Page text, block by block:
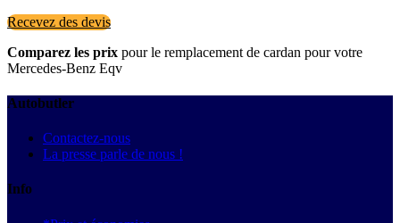
Recevez des devis
Comparez les prix pour le remplacement de cardan pour votre
Mercedes-Benz Eqv
Autobutler
Contactez-nous
La presse parle de nous !
Info